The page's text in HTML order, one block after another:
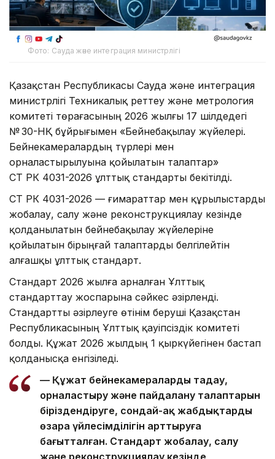
Фото: Сауда және интеграция министрлігі
Қазақстан Республикасы Сауда және интеграция
министрлігі Техникалық реттеу және метрология
комитеті төрағасының 2026 жылғы 17 шілдедегі
№ 30-НҚ бұйрығымен «Бейнебақылау жүйелері.
Бейнекамералардың түрлері мен
орналастырылуына қойылатын талаптар»
СТ РК 4031-2026 ұлттық стандарты бекітілді.
СТ РК 4031-2026 — ғимараттар мен құрылыстарды
жобалау, салу және реконструкциялау кезінде
қолданылатын бейнебақылау жүйелеріне
қойылатын бірыңғай талаптарды белгілейтін
алғашқы ұлттық стандарт.
Стандарт 2026 жылға арналған Ұлттық
стандарттау жоспарына сәйкес әзірленді.
Стандартты әзірлеуге өтінім беруші Қазақстан
Республикасының Ұлттық қауіпсіздік комитеті
болды. Құжат 2026 жылдың 1 қыркүйегінен бастап
қолданысқа енгізіледі.
— Құжат бейнекамераларды таңдау,
орналастыру және пайдалану талаптарын
біріздендіруге, сондай-ақ жабдықтардың
өзара үйлесімділігін арттыруға
бағытталған. Стандарт жобалау, салу
және реконструкциялау кезінде